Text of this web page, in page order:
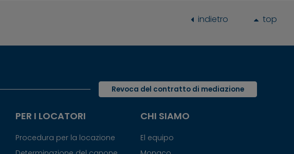
indietro top
Revoca del contratto di mediazione
PER I LOCATORI
Procedura per la locazione
CHI SIAMO
El equipo